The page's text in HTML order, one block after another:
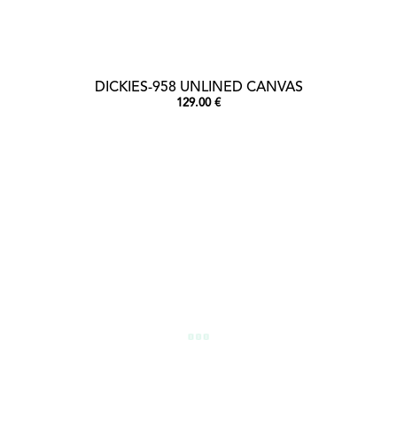
DICKIES-958 UNLINED CANVAS
129.00 €